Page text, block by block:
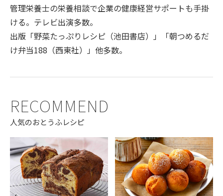
管理栄養士の栄養相談で企業の健康経営サポートも手掛
ける。テレビ出演多数。
出版「野菜たっぷりレシピ（池田書店）」「朝つめるだ
け弁当188（西東社）」他多数。
RECOMMEND
人気のおとうふレシピ